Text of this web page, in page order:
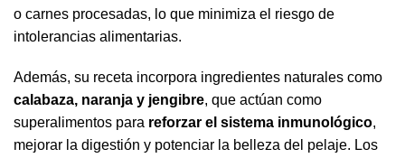
o carnes procesadas, lo que minimiza el riesgo de
intolerancias alimentarias.
Además, su receta incorpora ingredientes naturales como
calabaza, naranja y jengibre, que actúan como
superalimentos para reforzar el sistema inmunológico,
mejorar la digestión y potenciar la belleza del pelaje. Los